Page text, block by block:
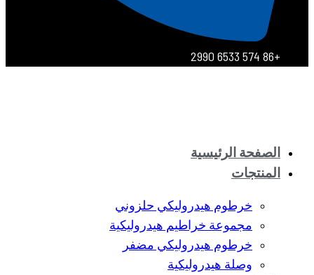
+86 574 6533 2990
الصفحة الرئيسية
المنتجات
خرطوم هيدروليكي حلزوني
مجموعة خراطيم هيدروليكية
خرطوم هيدروليكي مضفر
وصلة هيدروليكية